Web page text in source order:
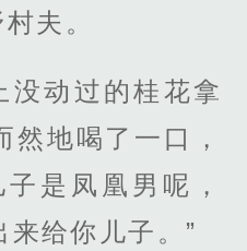
夫。
没动过的桂花拿
地喝了一口，
是凤凰男呢，
给你儿子。”